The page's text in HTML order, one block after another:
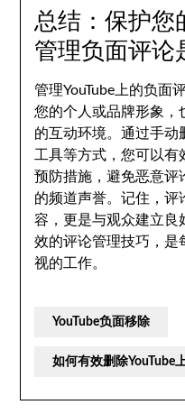
总结：保护您
管理负面评论
管理YouTube上的负面
您的个人或品牌形象，
的互动环境。通过手动
工具等方式，您可以
预防措施，避免恶意评
的频道声誉。记住，评
容，更是与观众建立良
效的评论管理技巧，是
视的工作。
YouTube负面移除
如何有效删除YouTube